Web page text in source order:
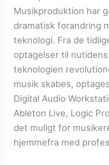
Musikproduktion har
dramatisk forandring
teknologi. Fra de
optagelser til
teknologien
musik skabes,
Digital Audio
Ableton Live, Logic
det muligt for
hjemmefra med